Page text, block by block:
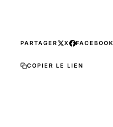
PARTAGER X FACEBOOK
COPIER LE LIEN